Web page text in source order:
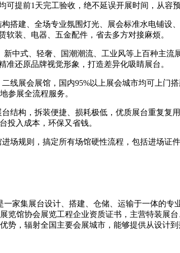
提前1天完工验收，绝不延误开展时间，从容
搭建、全场专业氛围灯光、展会标准水电铺
装、电器、五金配件，省去多方对接麻烦。
中式、轻奢、国潮潮流、工业风等上百种主
还原品牌视觉形象，打造差异化吸睛展台。
线展会展馆，国内95%以上展会城市均可上门
参展全流程服务。
结构，拆装便捷、损耗极低，优质展台重复复
投入成本，环保又省钱。
场规则，搞定所有场馆硬性流程，包括进场证
集展台设计、搭建、仓储、运输于一体的专
览馆协会展览工程企业资质证书，主营特装展
势，辐射全国主要会展城市，能够提供从设计到